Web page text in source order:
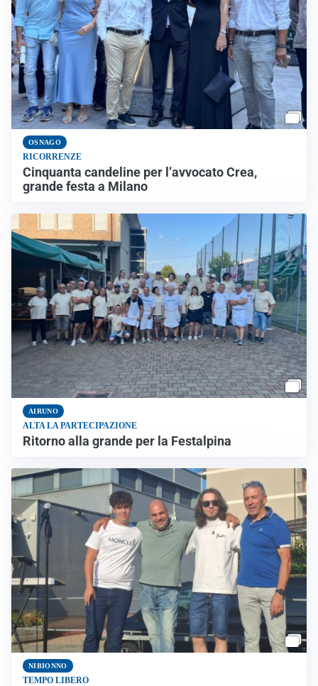
OSNAGO
RICORRENZE
Cinquanta candeline per l’avvocato Crea,
grande festa a Milano
AIRUNO
ALTA LA PARTECIPAZIONE
Ritorno alla grande per la Festalpina
NIBIONNO
TEMPO LIBERO